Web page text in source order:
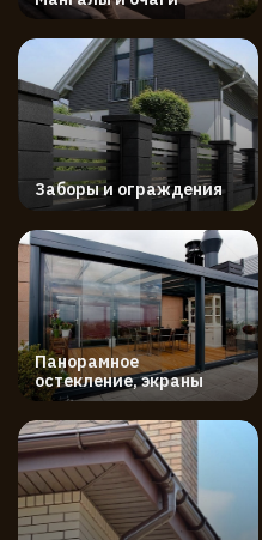
Заборы и ограждения
Панорамное
остекление, экраны